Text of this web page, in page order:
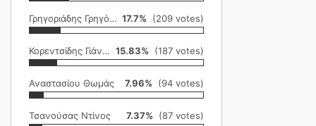
Γρηγοριάδης Γρηγόρης 17.7% (209 votes)
Κορεντσίδης Γιάννης 15.83% (187 votes)
Αναστασίου Θωμάς 7.96% (94 votes)
Τσανούσας Ντίνος 7.37% (87 votes)